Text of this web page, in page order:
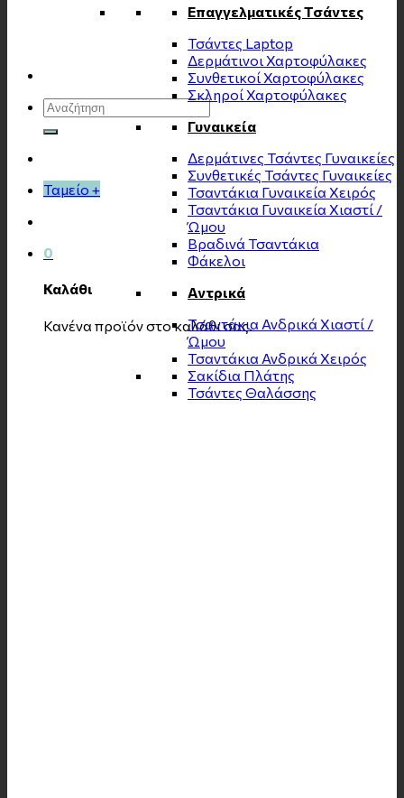
Αναζήτηση
για:
Ταμείο +
0
Καλάθι
Κανένα προϊόν στο καλάθι σας.
Επαγγελματικές Τσάντες
Τσάντες Laptop
Δερμάτινοι Χαρτοφύλακες
Συνθετικοί Χαρτοφύλακες
Σκληροί Χαρτοφύλακες
Γυναικεία
Δερμάτινες Τσάντες Γυναικείες
Συνθετικές Τσάντες Γυναικείες
Τσαντάκια Γυναικεία Χειρός
Τσαντάκια Γυναικεία Χιαστί /
Ώμου
Βραδινά Τσαντάκια
Φάκελοι
Αντρικά
Τσαντάκια Ανδρικά Χιαστί /
Ώμου
Τσαντάκια Ανδρικά Χειρός
Σακίδια Πλάτης
Τσάντες Θαλάσσης